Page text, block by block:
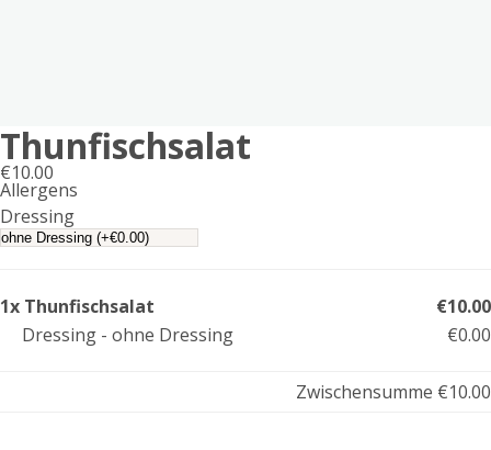
Thunfischsalat
€10.00
Allergens
Product
allergen
Dressing
1x Thunfischsalat
€10.00
Dressing - ohne Dressing
€0.00
Zwischensumme €10.00